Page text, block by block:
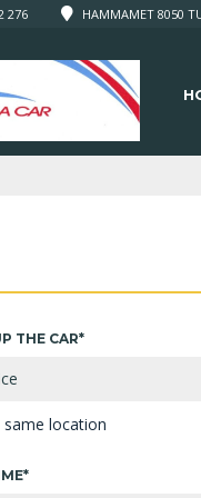
HAMMAMET 8050
276
THE CAR*
location